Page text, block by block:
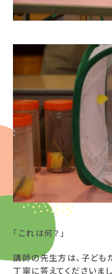
「これは何？」
講師の先生方は、子ども
丁寧に答えてくださいまし